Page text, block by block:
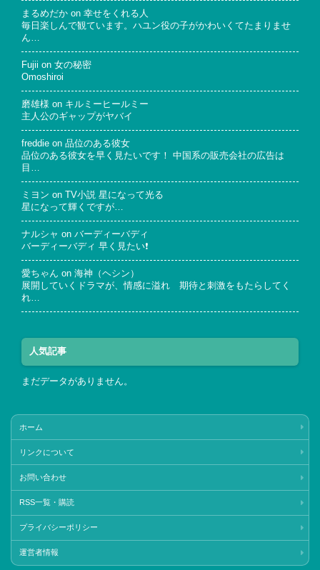
まるめだか on 幸せをくれる人
毎日楽しんで観ています。ハユン役の子がかわいくてたまりませ
ん…
Fujii on 女の秘密
Omoshiroi
磨雄様 on キルミーヒールミー
主人公のギャップがヤバイ
freddie on 品位のある彼女
品位のある彼女を早く見たいです！ 中国系の販売会社の広告は
目…
ミヨン on TV小説 星になって光る
星になって輝くですが…
ナルシャ on バーディーバディ
バーディーバディ 早く見たい❗
愛ちゃん on 海神（ヘシン）
展開していくドラマが、情感に溢れ 期待と刺激をもたらしてく
れ…
人気記事
まだデータがありません。
ホーム
リンクについて
お問い合わせ
RSS一覧・購読
プライバシーポリシー
運営者情報